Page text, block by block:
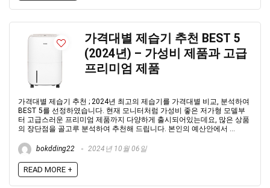
가격대별 제습기 추천 BEST 5
(2024년) – 가성비 제품과 고급
프리미엄 제품
가격대별 제습기 추천 ; 2024년 최고의 제습기를 가격대별 비교, 분석하여
BEST 5를 선정하였습니다. 현재 모니터처럼 가성비 좋은 저가형 모델부
터 고급스러운 프리미엄 제품까지 다양하게 출시되어있는데요, 많은 상품
의 장단점을 골고루 분석하여 추천해 드립니다. 본인의 예산안에서 ...
bokdding22 2024년 10월 06일
READ MORE +